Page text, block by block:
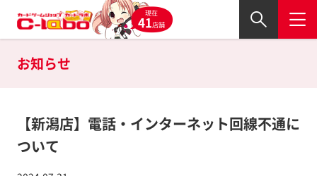
現在
41店舗
お知らせ
【新潟店】電話・インターネット回線不通に
ついて